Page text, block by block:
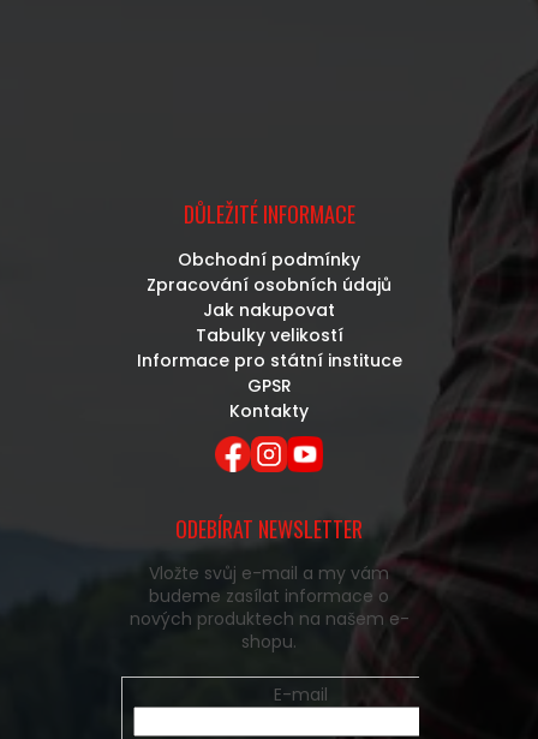
DŮLEŽITÉ INFORMACE
Obchodní podmínky
Zpracování osobních údajů
Jak nakupovat
Tabulky velikostí
Informace pro státní instituce
GPSR
Kontakty
ODEBÍRAT NEWSLETTER
Vložte svůj e-mail a my vám
budeme zasílat informace o
nových produktech na našem e-
shopu.
E-mail